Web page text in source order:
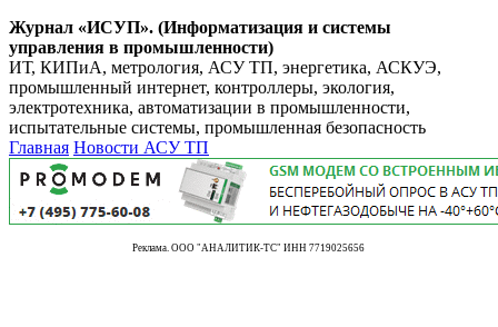
Журнал «ИСУП». (Информатизация и системы
управления в промышленности)
ИТ, КИПиА, метрология, АСУ ТП, энергетика, АСКУЭ,
промышленный интернет, контроллеры, экология,
электротехника, автоматизации в промышленности,
испытательные системы, промышленная безопасность
Главная Новости АСУ ТП
Реклама. ООО "АНАЛИТИК-ТС" ИНН 7719025656